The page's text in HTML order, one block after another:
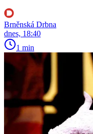
Brněnská Drbna
dnes, 18:40
1 min